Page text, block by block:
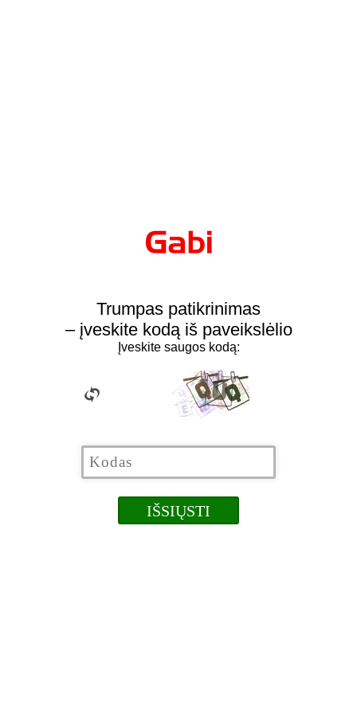
Trumpas patikrinimas
– įveskite kodą iš paveikslėlio
Įveskite saugos kodą: